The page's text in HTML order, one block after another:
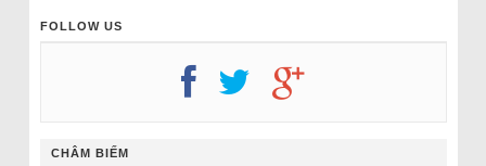
FOLLOW US
CHÂM BIẾM